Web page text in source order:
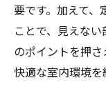
要です。加えて
ことで、見えな
のポイントを押さ
快適な室内環境を